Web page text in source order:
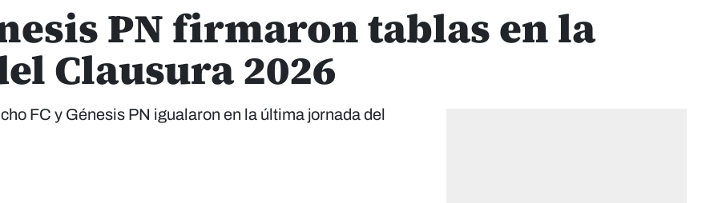
PN firmaron tablas en la
Clausura 2026
FC y Génesis PN igualaron en la última jornada del